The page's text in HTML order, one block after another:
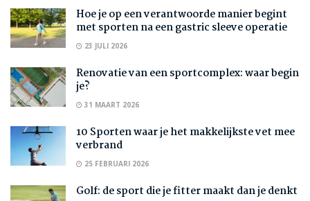
Hoe je op een verantwoorde manier begint
met sporten na een gastric sleeve operatie
23 JULI 2026
Renovatie van een sportcomplex: waar begin
je?
31 MAART 2026
10 Sporten waar je het makkelijkste vet mee
verbrand
25 FEBRUARI 2026
Golf: de sport die je fitter maakt dan je denkt